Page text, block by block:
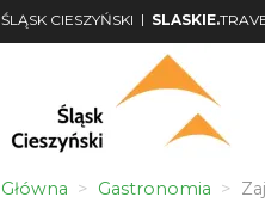
ŚLĄSK CIESZYŃSKI | SLASKIE.
Główna Gastronomia